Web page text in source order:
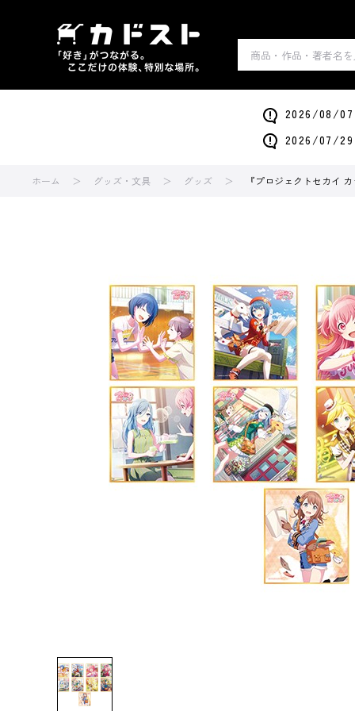
2026/08/07
2026/07/29
ホーム グッズ・文具 グッズ 『プロジェクトセカイ